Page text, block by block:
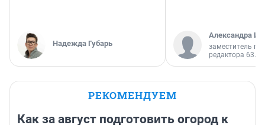
Надежда Губарь
Александра
заместитель
редактора 63.RU
РЕКОМЕНДУЕМ
Как за август подготовить огород к